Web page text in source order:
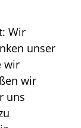
Wir
unser
wir
wir
uns